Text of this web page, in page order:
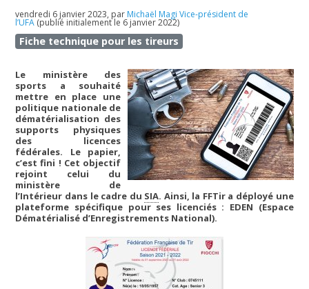
vendredi 6 janvier 2023, par Michaël Magi Vice-président de
l’UFA (publié initialement le 6 janvier 2022)
Fiche technique pour les tireurs
Le ministère des
sports a souhaité
mettre en place une
politique nationale de
dématérialisation des
supports physiques
des licences
fédérales. Le papier,
c’est fini ! Cet objectif
rejoint celui du
ministère de
l’Intérieur dans le cadre du SIA. Ainsi, la FFTir a déployé une
plateforme spécifique pour ses licenciés : EDEN (Espace
Dématérialisé d’Enregistrements National).